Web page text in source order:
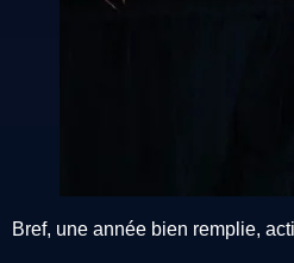
Bref, une année bien remplie,